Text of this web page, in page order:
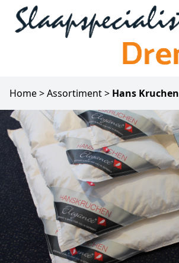
Home>Assortiment> Hans Kruchen